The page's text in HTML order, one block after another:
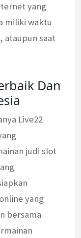
yang
miliki waktu
ataupun saat
Dan
Live22
judi slot
yang
bersama